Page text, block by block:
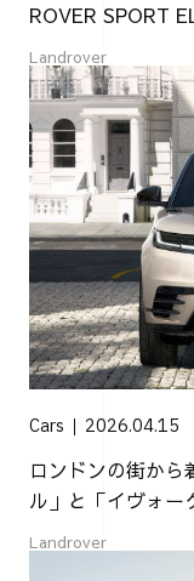
ROVER SPORT
Landrover
Cars 2026.04.15
ロンドンの街から
ル」と「イヴォ
Landrover